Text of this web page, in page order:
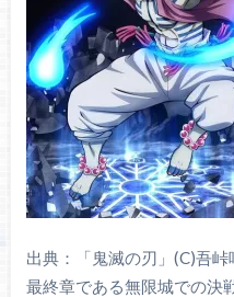
出典：「鬼滅の刃」(C)吾
最終章である無限城での決